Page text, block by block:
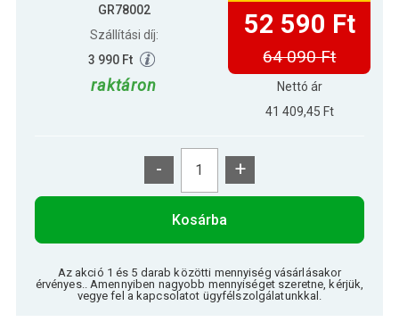
GR78002
Szállítási díj:
3 990 Ft
raktáron
52 590 Ft
64 090 Ft
Nettó ár
41 409,45 Ft
- +
Kosárba
Az akció 1 és 5 darab közötti mennyiség vásárlásakor
érvényes.. Amennyiben nagyobb mennyiséget szeretne, kérjük,
vegye fel a kapcsolatot ügyfélszolgálatunkkal.